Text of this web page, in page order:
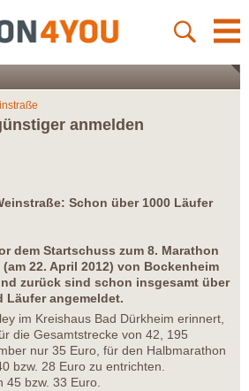
anmelden
Schon über 1000 Läufer
dem Startschuss zum 8. Marathon
22. April 2012) von Bockenheim
zurück sind schon insgesamt über
Läufer angemeldet.
im Kreishaus Bad Dürkheim erinnert,
die Gesamtstrecke von 42, 195
nur 35 Euro, für den Halbmarathon
bzw. 28 Euro zu entrichten.
45 bzw. 33 Euro.